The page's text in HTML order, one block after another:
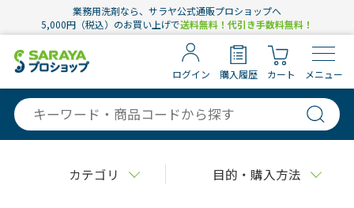
業務用洗剤なら、サラヤ公式通販プロショップへ
5,000円（税込）のお買い上げで送料無料！代引き手数料無料！
ログイン 購入履歴 カート メニュー
カテゴリ 目的・購入方法